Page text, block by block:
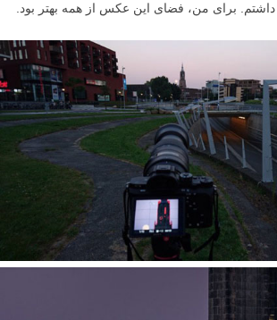
برای من، فضای این عکس از همه بهتر بود.